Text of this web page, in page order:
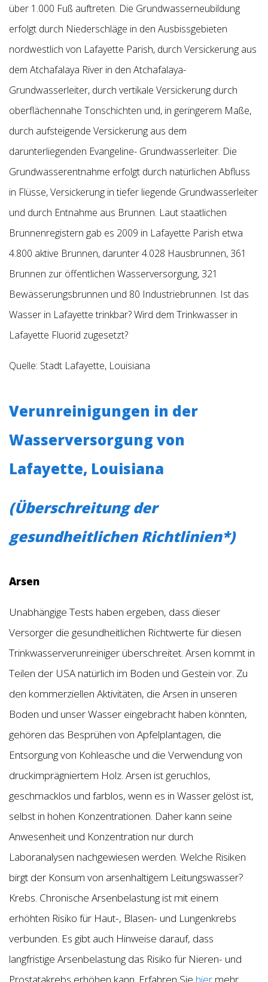
über 1.000 Fuß auftreten. Die Grundwasserneubildung
erfolgt durch Niederschläge in den Ausbissgebieten
nordwestlich von Lafayette Parish, durch Versickerung aus
dem Atchafalaya River in den Atchafalaya-
Grundwasserleiter, durch vertikale Versickerung durch
oberflächennahe Tonschichten und, in geringerem Maße,
durch aufsteigende Versickerung aus dem
darunterliegenden Evangeline- Grundwasserleiter. Die
Grundwasserentnahme erfolgt durch natürlichen Abfluss
in Flüsse, Versickerung in tiefer liegende Grundwasserleiter
und durch Entnahme aus Brunnen. Laut staatlichen
Brunnenregistern gab es 2009 in Lafayette Parish etwa
4.800 aktive Brunnen, darunter 4.028 Hausbrunnen, 361
Brunnen zur öffentlichen Wasserversorgung, 321
Bewässerungsbrunnen und 80 Industriebrunnen. Ist das
Wasser in Lafayette trinkbar? Wird dem Trinkwasser in
Lafayette Fluorid zugesetzt?
Quelle: Stadt Lafayette, Louisiana
Verunreinigungen in der
Wasserversorgung von
Lafayette, Louisiana
(Überschreitung der
gesundheitlichen Richtlinien*)
Arsen
Unabhängige Tests haben ergeben, dass dieser
Versorger die gesundheitlichen Richtwerte für diesen
Trinkwasserverunreiniger überschreitet. Arsen kommt in
Teilen der USA natürlich im Boden und Gestein vor. Zu
den kommerziellen Aktivitäten, die Arsen in unseren
Boden und unser Wasser eingebracht haben könnten,
gehören das Besprühen von Apfelplantagen, die
Entsorgung von Kohleasche und die Verwendung von
druckimprägniertem Holz. Arsen ist geruchlos,
geschmacklos und farblos, wenn es in Wasser gelöst ist,
selbst in hohen Konzentrationen. Daher kann seine
Anwesenheit und Konzentration nur durch
Laboranalysen nachgewiesen werden. Welche Risiken
birgt der Konsum von arsenhaltigem Leitungswasser?
Krebs. Chronische Arsenbelastung ist mit einem
erhöhten Risiko für Haut-, Blasen- und Lungenkrebs
verbunden. Es gibt auch Hinweise darauf, dass
langfristige Arsenbelastung das Risiko für Nieren- und